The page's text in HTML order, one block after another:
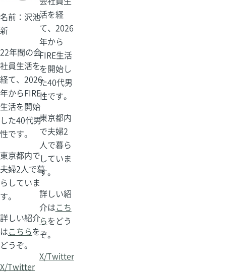
名前：沢池
新
22年間の会
社員生活を
経て、2026
年からFIRE
生活を開始
した40代男
性です。
東京都内で
夫婦2人で暮
らしていま
す。
詳しい紹介
はこちらを
どうぞ。
X/Twitter
活を経
て、2026
年から
FIRE生活
を開始し
た40代男
性です。
東京都内
で夫婦2
人で暮ら
していま
す。
詳しい紹
介はこち
らをどう
ぞ。
X/Twitter